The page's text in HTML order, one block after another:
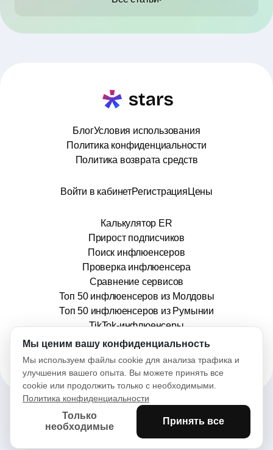
БлогУсловия использования
Политика конфиденциальности
Политика возврата средств
Войти в кабинетРегистрация Цены
Калькулятор ER
Прирост подписчиков
Поиск инфлюенсеров
Проверка инфлюенсера
Сравнение сервисов
Топ 50 инфлюенсеров из Молдовы
Топ 50 инфлюенсеров из Румынии
TikTok-инфлюенсеры
info@stars.md
2025© Stars. Все права защищены.
Мы ценим вашу конфиденциальность
Мы используем файлы cookie для анализа трафика и
улучшения вашего опыта. Вы можете принять все
cookie или продолжить только с необходимыми.
Политика конфиденциальности
Только
необходимые
Принять все